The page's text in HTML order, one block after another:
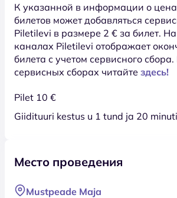
К указанной в информации о
билетов может добавляться
Piletilevi в размере 2 € за билет.
каналах Piletilevi отображает
билета с учетом сервисного
сервисных сборах читайте здесь!
Pilet 10 €
Giidituuri kestus u 1 tund ja 20
Место проведения
Mustpeade Maja